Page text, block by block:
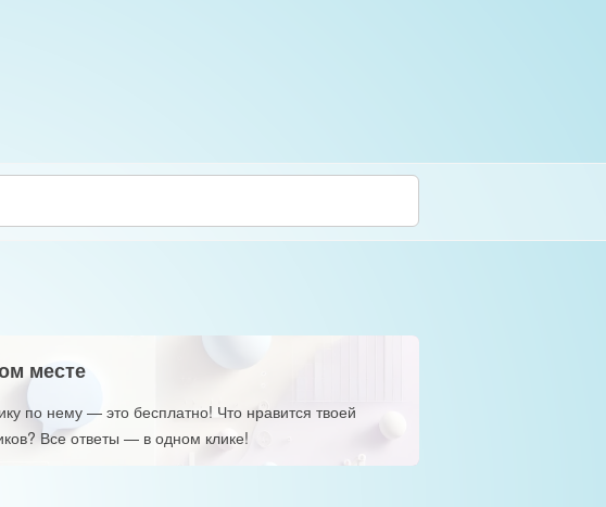
месте
по нему — это бесплатно! Что нравится твоей
Все ответы — в одном клике!